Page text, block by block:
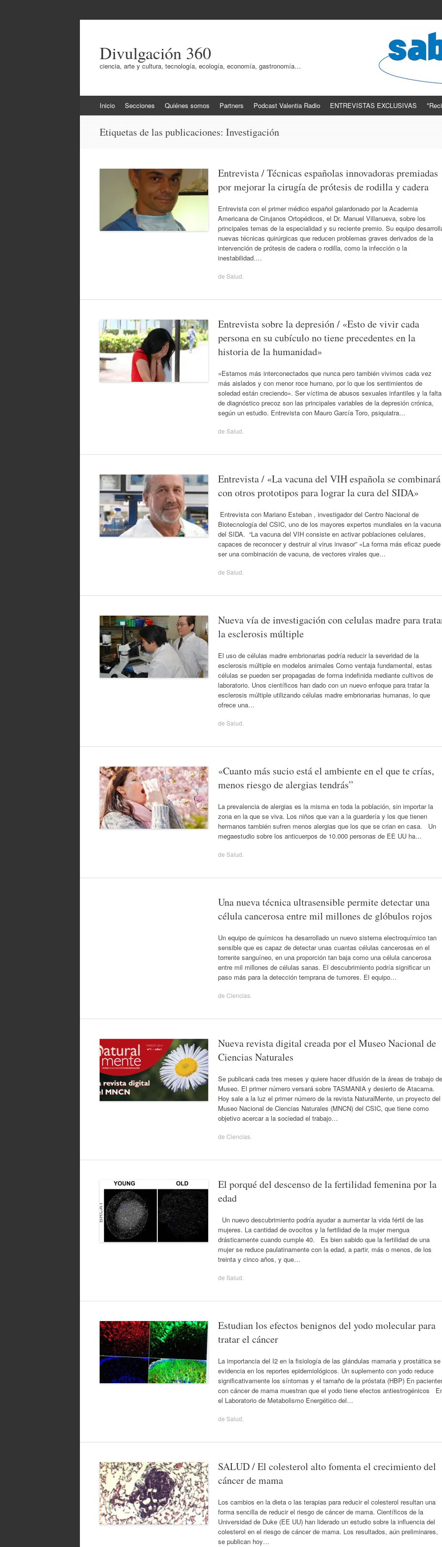
Divulgación 360
ciencia, arte y cultura, tecnología, ecología, economía, gastronomía…
al
Inicio Secciones Quiénes somos Partners Podcast Valentia Radio ENTREVISTAS EXCLUSIVAS
Etiquetas de las publicaciones: Investigación
Entrevista / Técnicas españolas innovadoras premiadas
por mejorar la cirugía de prótesis de rodilla y cadera
Entrevista con el primer médico español galardonado por la Academia
Americana de Cirujanos Ortopédicos, el Dr. Manuel Villanueva, sobre los
principales temas de la especialidad y su reciente premio. Su equipo
nuevas técnicas quirúrgicas que reducen problemas graves derivados de la
intervención de prótesis de cadera o rodilla, como la infección o la
inestabilidad.…
de Salud
Entrevista sobre la depresión / «Esto de vivir cada
persona en su cubículo no tiene precedentes en la
historia de la humanidad»
«Estamos más interconectados que nunca pero también vivimos cada vez
más aislados y con menor roce humano, por lo que los sentimientos de
soledad están creciendo». Ser víctima de abusos sexuales infantiles y la falta
de diagnóstico precoz son las principales variables de la depresión crónica,
según un estudio. Entrevista con Mauro García Toro, psiquiatra…
de Salud
Entrevista / «La vacuna del VIH española se combinará
con otros prototipos para lograr la cura del SIDA»
Entrevista con Mariano Esteban , investigador del Centro Nacional de
Biotecnología del CSIC, uno de los mayores expertos mundiales en la vacuna
del SIDA. “La vacuna del VIH consiste en activar poblaciones celulares,
capaces de reconocer y destruir al virus invasor” «La forma más eficaz puede
ser una combinación de vacuna, de vectores virales que…
de Salud
Nueva vía de investigación con celulas madre para
la esclerosis múltiple
El uso de células madre embrionarias podría reducir la severidad de la
esclerosis múltiple en modelos animales Como ventaja fundamental, estas
células se pueden ser propagadas de forma indefinida mediante cultivos de
laboratorio. Unos científicos han dado con un nuevo enfoque para tratar la
esclerosis múltiple utilizando células madre embrionarias humanas, lo que
ofrece una…
de Salud
«Cuanto más sucio está el ambiente en el que te crías,
menos riesgo de alergias tendrás”
La prevalencia de alergias es la misma en toda la población, sin importar la
zona en la que se viva. Los niños que van a la guardería y los que tienen
hermanos también sufren menos alergias que los que se crian en casa. Un
megaestudio sobre los anticuerpos de 10.000 personas de EE UU ha…
de Salud
Una nueva técnica ultrasensible permite detectar una
célula cancerosa entre mil millones de glóbulos rojos
Un equipo de químicos ha desarrollado un nuevo sistema electroquímico tan
sensible que es capaz de detectar unas cuantas células cancerosas en el
torrente sanguíneo, en una proporción tan baja como una célula cancerosa
entre mil millones de células sanas. El descubrimiento podría significar un
paso más para la detección temprana de tumores. El equipo…
de Ciencias
Nueva revista digital creada por el Museo Nacional de
Ciencias Naturales
Se publicará cada tres meses y quiere hacer difusión de la áreas de trabajo
Museo. El primer número versará sobre TASMANIA y desierto de Atacama.
Hoy sale a la luz el primer número de la revista NaturalMente, un proyecto del
Museo Nacional de Ciencias Naturales (MNCN) del CSIC, que tiene como
objetivo acercar a la sociedad el trabajo…
de Ciencias
El porqué del descenso de la fertilidad femenina por la
edad
Un nuevo descubrimiento podría ayudar a aumentar la vida fértil de las
mujeres. La cantidad de ovocitos y la fertilidad de la mujer mengua
drásticamente cuando cumple 40. Es bien sabido que la fertilidad de una
mujer se reduce paulatinamente con la edad, a partir, más o menos, de los
treinta y cinco años, y que…
de Salud
Estudian los efectos benignos del yodo molecular para
tratar el cáncer
La importancia del I2 en la fisiología de las glándulas mamaria y prostática se
evidencia en los reportes epidemiológicos. Un suplemento con yodo reduce
significativamente los síntomas y el tamaño de la próstata (HBP) En
con cáncer de mama muestran que el yodo tiene efectos antiestrogénicos
el Laboratorio de Metabolismo Energético del…
de Salud
SALUD / El colesterol alto fomenta el crecimiento del
cáncer de mama
Los cambios en la dieta o las terapias para reducir el colesterol resultan una
forma sencilla de reducir el riesgo de cáncer de mama. Científicos de la
Universidad de Duke (EE UU) han liderado un estudio sobre la influencia del
colesterol en el riesgo de cáncer de mama. Los resultados, aún preliminares,
se publican hoy…